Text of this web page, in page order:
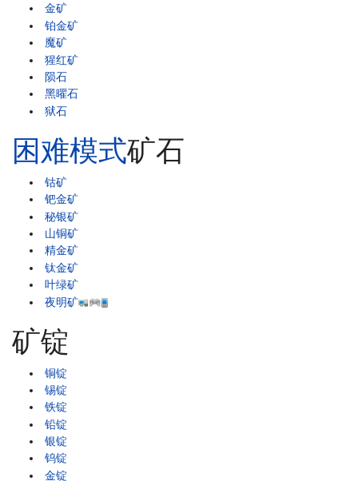
金矿
铂金矿
魔矿
猩红矿
陨石
黑曜石
狱石
困难模式矿石
钴矿
钯金矿
秘银矿
山铜矿
精金矿
钛金矿
叶绿矿
夜明矿
矿锭
铜锭
锡锭
铁锭
铅锭
银锭
钨锭
金锭